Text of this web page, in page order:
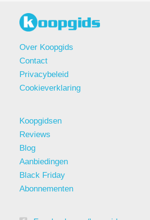
Over Koopgids
Contact
Privacybeleid
Cookieverklaring
Koopgidsen
Reviews
Blog
Aanbiedingen
Black Friday
Abonnementen